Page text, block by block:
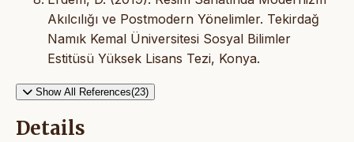
Akılcılığı ve Postmodern Yönelimler. Tekirdağ
Namık Kemal Üniversitesi Sosyal Bilimler
Estitüsü Yüksek Lisans Tezi, Konya.
Show All References(23)
Details